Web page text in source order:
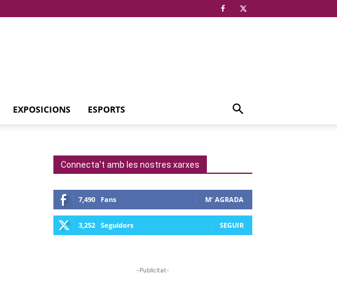
EXPOSICIONS ESPORTS
Connecta't amb les nostres xarxes
7,490 Fans M' AGRADA
3,252 Seguidors SEGUIR
-Publicitat-